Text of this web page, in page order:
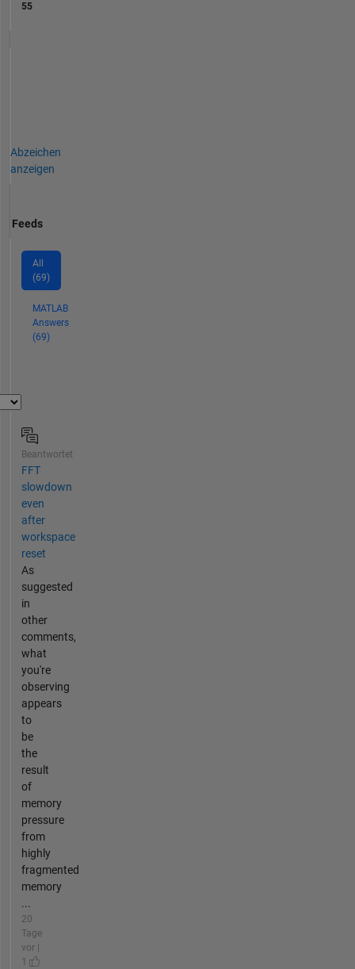
55
Abzeichen
anzeigen
Feeds
All
(69)
MATLAB
Answers
(69)
Beantwortet
FFT
slowdown
even
after
workspace
reset
As
suggested
in
other
comments,
what
you're
observing
appears
to
be
the
result
of
memory
pressure
from
highly
fragmented
memory
...
20
Tage
vor |
1